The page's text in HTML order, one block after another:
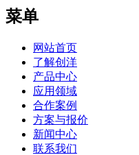
菜单
网站首页
了解创洋
产品中心
应用领域
合作案例
方案与报价
新闻中心
联系我们